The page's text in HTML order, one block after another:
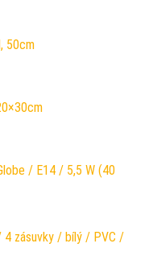
50cm
/ E14 / 5,5 W (40
4 zásuvky / bílý / PVC /